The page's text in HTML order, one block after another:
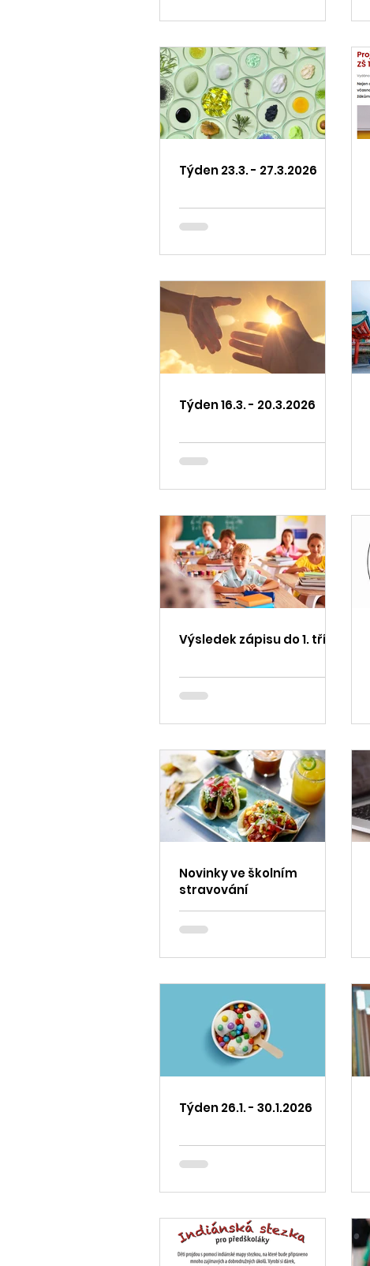
Týden 23.3. - 27.3.2026
Týden 16.3. - 20.3.2026
Výsledek zápisu do 1. tříd
Novinky ve školním
stravování
Týden 26.1. - 30.1.2026